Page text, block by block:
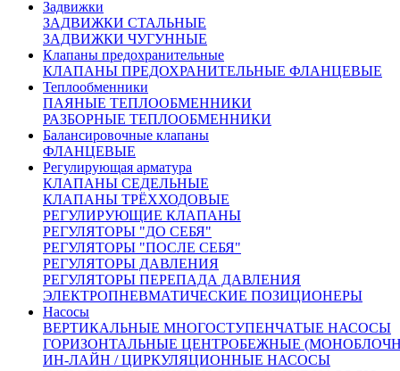
Задвижки
ЗАДВИЖКИ СТАЛЬНЫЕ
ЗАДВИЖКИ ЧУГУННЫЕ
Клапаны предохранительные
КЛАПАНЫ ПРЕДОХРАНИТЕЛЬНЫЕ ФЛАНЦЕВЫЕ
Теплообменники
ПАЯНЫЕ ТЕПЛООБМЕННИКИ
РАЗБОРНЫЕ ТЕПЛООБМЕННИКИ
Балансировочные клапаны
ФЛАНЦЕВЫЕ
Регулирующая арматура
КЛАПАНЫ СЕДЕЛЬНЫЕ
КЛАПАНЫ ТРЁХХОДОВЫЕ
РЕГУЛИРУЮЩИЕ КЛАПАНЫ
РЕГУЛЯТОРЫ "ДО СЕБЯ"
РЕГУЛЯТОРЫ "ПОСЛЕ СЕБЯ"
РЕГУЛЯТОРЫ ДАВЛЕНИЯ
РЕГУЛЯТОРЫ ПЕРЕПАДА ДАВЛЕНИЯ
ЭЛЕКТРОПНЕВМАТИЧЕСКИЕ ПОЗИЦИОНЕРЫ
Насосы
ВЕРТИКАЛЬНЫЕ МНОГОСТУПЕНЧАТЫЕ НАСОСЫ
ГОРИЗОНТАЛЬНЫЕ ЦЕНТРОБЕЖНЫЕ
ИН-ЛАЙН / ЦИРКУЛЯЦИОННЫЕ НАСОСЫ
Оплата:
Оплата осуществляется по безналичному расчету на
основании счета. Счет формирует ваш персональный
менеджер после подтверждения заказа
Доставка:
По Москве и области:
Бесплатная доставка при заказе от 50000 рублей в пределах
МКАД
Бесплатная доставка до пункта приема/выдачи транспортной
компании
Доставка по Москве и области от 2000 рублей
Курьерская – наш менеджер оформит Вам доставку товара
курьером.После комплектации заказа на складе, Курьерская
служба свяжется с вами и уточнит детали доставки.
По России:
С помощью крупнейших транспортных компаний мы
доставим ваш груз в любую точку России.
Сроки доставки:
Все вопросы по доставке вы можете задать нашим
менеджерам
Москва и Московская область 3 рабочих дня
Доставка в другие регионы России рассчитывается